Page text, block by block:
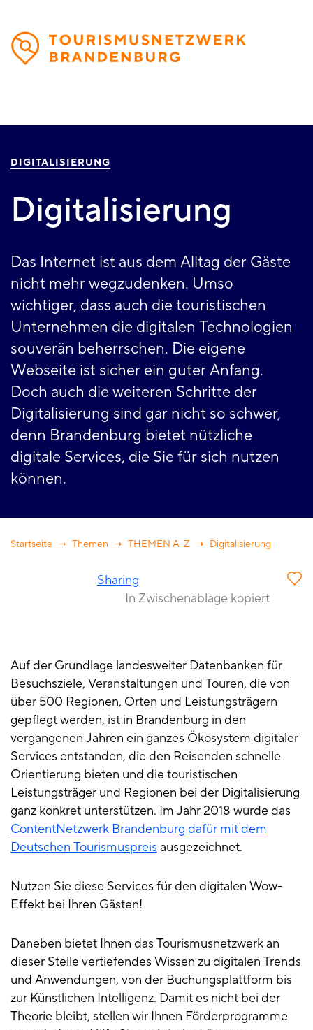
Direkt
zum
Inhalt
DIGITALISIERUNG
Digitalisierung
Das Internet ist aus dem Alltag der Gäste
nicht mehr wegzudenken. Umso
wichtiger, dass auch die touristischen
Unternehmen die digitalen Technologien
souverän beherrschen. Die eigene
Webseite ist sicher ein guter Anfang.
Doch auch die weiteren Schritte der
Digitalisierung sind gar nicht so schwer,
denn Brandenburg bietet nützliche
digitale Services, die Sie für sich nutzen
können.
Startseite Themen THEMEN A-Z Digitalisierung
Sharing
In Zwischenablage kopiert
Auf der Grundlage landesweiter Datenbanken für
Besuchsziele, Veranstaltungen und Touren, die von
über 500 Regionen, Orten und Leistungsträgern
gepflegt werden, ist in Brandenburg in den
vergangenen Jahren ein ganzes Ökosystem digitaler
Services entstanden, die den Reisenden schnelle
Orientierung bieten und die touristischen
Leistungsträger und Regionen bei der Digitalisierung
ganz konkret unterstützen. Im Jahr 2018 wurde das
ContentNetzwerk Brandenburg dafür mit dem
Deutschen Tourismuspreis ausgezeichnet.
Nutzen Sie diese Services für den digitalen Wow-
Effekt bei Ihren Gästen!
Daneben bietet Ihnen das Tourismusnetzwerk an
dieser Stelle vertiefendes Wissen zu digitalen Trends
und Anwendungen, von der Buchungsplattform bis
zur Künstlichen Intelligenz. Damit es nicht bei der
Theorie bleibt, stellen wir Ihnen Förderprogramme